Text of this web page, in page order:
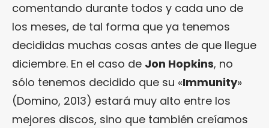
comentando durante todos y cada uno de
los meses, de tal forma que ya tenemos
decididas muchas cosas antes de que llegue
diciembre. En el caso de Jon Hopkins, no
sólo tenemos decidido que su «Immunity»
(Domino, 2013) estará muy alto entre los
mejores discos, sino que también creíamos